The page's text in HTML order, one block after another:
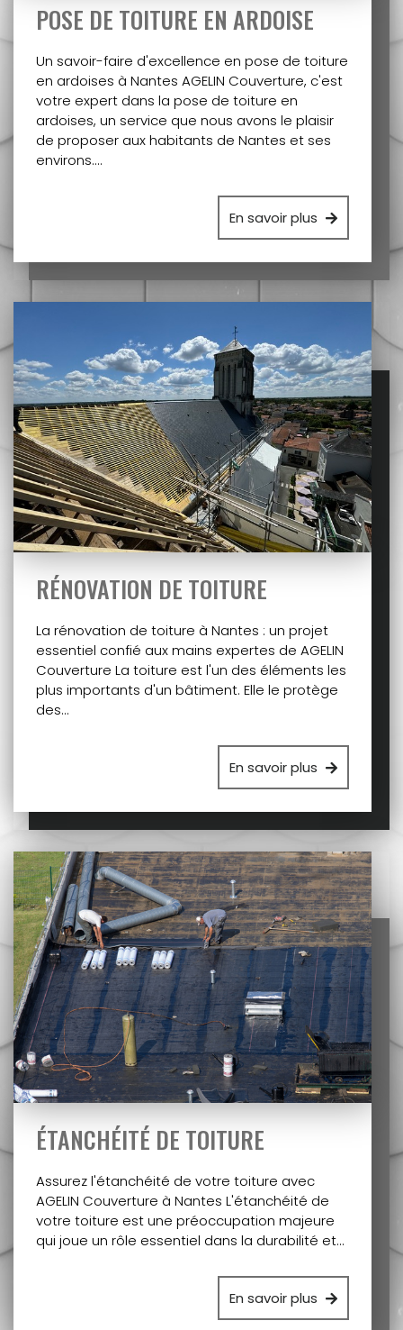
POSE DE TOITURE EN ARDOISE
Un savoir-faire d'excellence en pose de toiture
en ardoises à Nantes AGELIN Couverture, c'est
votre expert dans la pose de toiture en
ardoises, un service que nous avons le plaisir
de proposer aux habitants de Nantes et ses
environs.…
En savoir plus
RÉNOVATION DE TOITURE
La rénovation de toiture à Nantes : un projet
essentiel confié aux mains expertes de AGELIN
Couverture La toiture est l'un des éléments les
plus importants d'un bâtiment. Elle le protège
des…
En savoir plus
ÉTANCHÉITÉ DE TOITURE
Assurez l'étanchéité de votre toiture avec
AGELIN Couverture à Nantes L'étanchéité de
votre toiture est une préoccupation majeure
qui joue un rôle essentiel dans la durabilité et…
En savoir plus